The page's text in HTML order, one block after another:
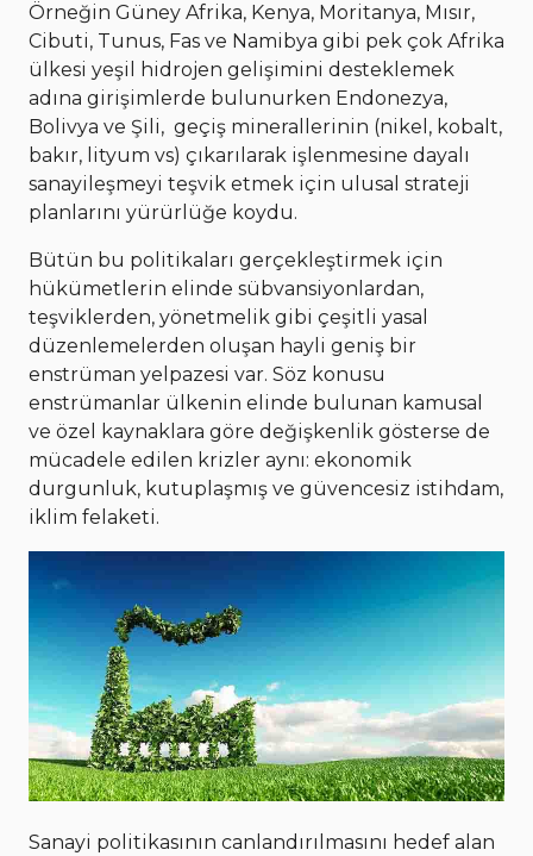
Örneğin Güney Afrika, Kenya, Moritanya, Mısır,
Cibuti, Tunus, Fas ve Namibya gibi pek çok Afrika
ülkesi yeşil hidrojen gelişimini desteklemek
adına girişimlerde bulunurken Endonezya,
Bolivya ve Şili, geçiş minerallerinin (nikel, kobalt,
bakır, lityum vs) çıkarılarak işlenmesine dayalı
sanayileşmeyi teşvik etmek için ulusal strateji
planlarını yürürlüğe koydu.
Bütün bu politikaları gerçekleştirmek için
hükümetlerin elinde sübvansiyonlardan,
teşviklerden, yönetmelik gibi çeşitli yasal
düzenlemelerden oluşan hayli geniş bir
enstrüman yelpazesi var. Söz konusu
enstrümanlar ülkenin elinde bulunan kamusal
ve özel kaynaklara göre değişkenlik gösterse de
mücadele edilen krizler aynı: ekonomik
durgunluk, kutuplaşmış ve güvencesiz istihdam,
iklim felaketi.
Sanayi politikasının canlandırılmasını hedef alan